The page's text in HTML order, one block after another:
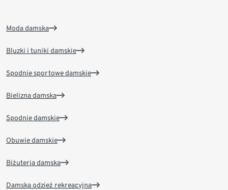
Moda damska
Bluzki i tuniki damskie
Spodnie sportowe damskie
Bielizna damska
Spodnie damskie
Obuwie damskie
Biżuteria damska
Damska odzież rekreacyjna